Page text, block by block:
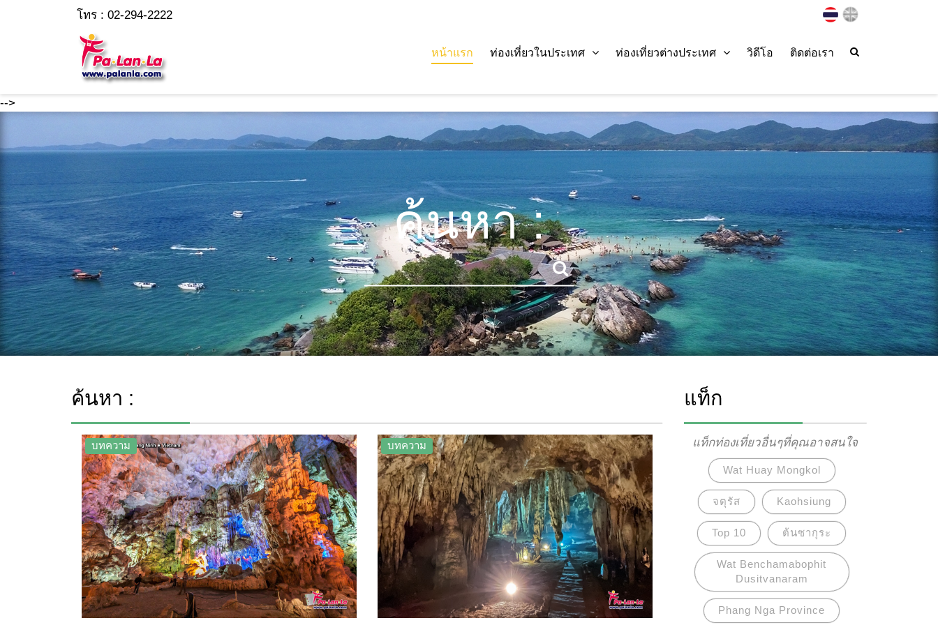
-->
โทร : 02-294-2222
หน้าแรก ท่องเที่ยวในประเทศ ท่องเที่ยวต่างประเทศ วิดีโอ ติดต่อเรา
ค้นหา :
ค้นหา :
บทความ บทความ
แท็ก
แท็กท่องเที่ยวอื่นๆที่คุณอาจสนใจ
Wat Huay Mongkol
จตุรัส Kaohsiung
Top 10 ต้นซากุระ
Wat Benchamabophit
Dusitvanaram
Phang Nga Province